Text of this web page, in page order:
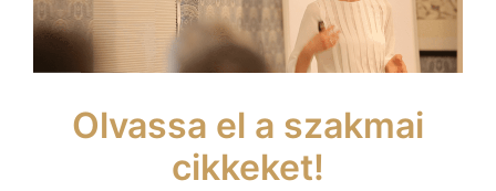
Olvassa el a szakmai
cikkeket!